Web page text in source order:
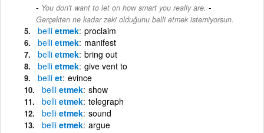
You don't want to let on how smart you really are. -
Gerçekten ne kadar zeki olduğunu belli etmek istemiyorsun.
belli etmek proclaim
belli etmek manifest
belli etmek bring out
belli etmek give vent to
belli et evince
belli etmek show
belli etmek telegraph
belli etmek sound
belli etmek argue